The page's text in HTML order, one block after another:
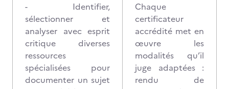
- Identifier,
sélectionner et
analyser avec esprit
critique diverses
ressources
spécialisées pour
documenter un sujet
Chaque
certificateur
accrédité met en
œuvre les
modalités qu’il
juge adaptées :
rendu de